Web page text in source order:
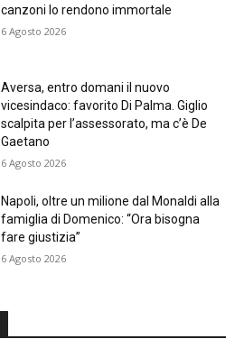
canzoni lo rendono immortale
6 Agosto 2026
Aversa, entro domani il nuovo
vicesindaco: favorito Di Palma. Giglio
scalpita per l’assessorato, ma c’è De
Gaetano
6 Agosto 2026
Napoli, oltre un milione dal Monaldi alla
famiglia di Domenico: “Ora bisogna
fare giustizia”
6 Agosto 2026